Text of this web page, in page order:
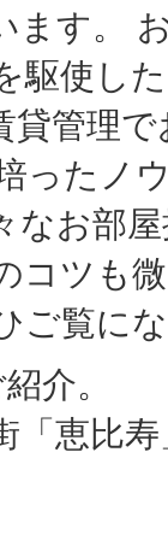
ます。
駆使し
貸管理
ったノ
なお部
コツも
ご覧に
介。
「恵比